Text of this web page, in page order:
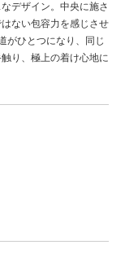
デザイン。中央に施さ
ない包容力を感じさせ
がひとつになり、同じ
り、極上の着け心地に